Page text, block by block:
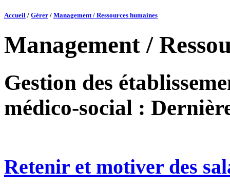
Accueil / Gérer / Management / Ressources humaines
Management /
Gestion des
médico-social :
Retenir et motiver des